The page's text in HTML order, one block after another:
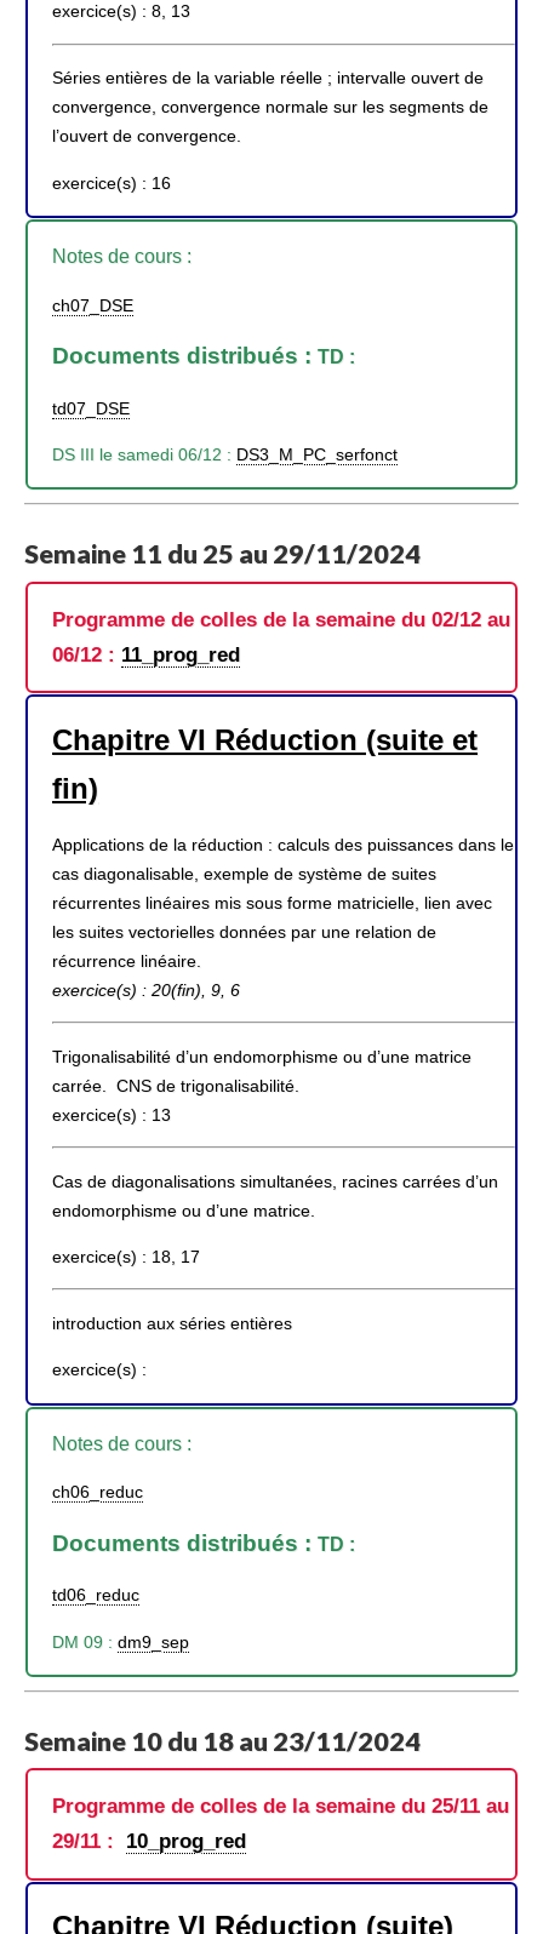
exercice(s) : 8, 13
Séries entières de la variable réelle ; intervalle ouvert de
convergence, convergence normale sur les segments de
l’ouvert de convergence.
exercice(s) : 16
Notes de cours :
ch07_DSE
Documents distribués : TD :
td07_DSE
DS III le samedi 06/12 : DS3_M_PC_serfonct
Semaine 11 du 25 au 29/11/2024
Programme de colles de la semaine du 02/12 au
06/12 : 11_prog_red
Chapitre VI Réduction (suite et
fin)
Applications de la réduction : calculs des puissances dans le
cas diagonalisable, exemple de système de suites
récurrentes linéaires mis sous forme matricielle, lien avec
les suites vectorielles données par une relation de
récurrence linéaire.
exercice(s) : 20(fin), 9, 6
Trigonalisabilité d’un endomorphisme ou d’une matrice
carrée. CNS de trigonalisabilité.
exercice(s) : 13
Cas de diagonalisations simultanées, racines carrées d’un
endomorphisme ou d’une matrice.
exercice(s) : 18, 17
introduction aux séries entières
exercice(s) :
Notes de cours :
ch06_reduc
Documents distribués : TD :
td06_reduc
DM 09 : dm9_sep
Semaine 10 du 18 au 23/11/2024
Programme de colles de la semaine du 25/11 au
29/11 : 10_prog_red
Chapitre VI Réduction (suite)